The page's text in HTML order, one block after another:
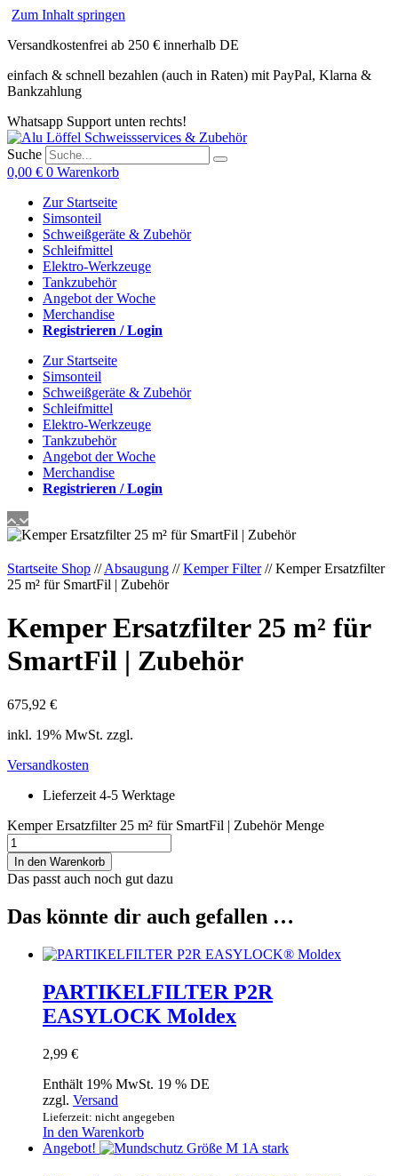
Zum Inhalt springen
Versandkostenfrei ab 250 € innerhalb DE
einfach & schnell bezahlen (auch in Raten) mit PayPal, Klarna &
Bankzahlung
Whatsapp Support unten rechts!
Suche
0,00 € 0 Warenkorb
Zur Startseite
Simsonteil
Schweißgeräte & Zubehör
Schleifmittel
Elektro-Werkzeuge
Tankzubehör
Angebot der Woche
Merchandise
Registrieren / Login
Zur Startseite
Simsonteil
Schweißgeräte & Zubehör
Schleifmittel
Elektro-Werkzeuge
Tankzubehör
Angebot der Woche
Merchandise
Registrieren / Login
Startseite Shop //Absaugung //Kemper Filter// Kemper Ersatzfilter
25 m² für SmartFil | Zubehör
Kemper Ersatzfilter 25 m² für
SmartFil | Zubehör
675,92 €
inkl. 19% MwSt. zzgl.
Versandkosten
Lieferzeit 4-5 Werktage
Kemper Ersatzfilter 25 m² für SmartFil | Zubehör Menge
In den Warenkorb
Das passt auch noch gut dazu
Das könnte dir auch gefallen …
PARTIKELFILTER P2R
EASYLOCK Moldex
2,99 €
Enthält 19% MwSt. 19 % DE
zzgl. Versand
Lieferzeit: nicht angegeben
In den Warenkorb
Angebot!